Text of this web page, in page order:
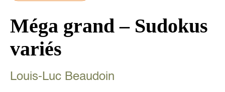
Méga grand – Sudokus
variés
Louis-Luc Beaudoin